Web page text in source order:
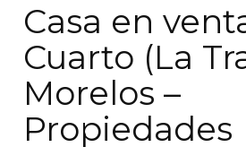
Casa en
Cuarto (La
Morelos –
Propiedades